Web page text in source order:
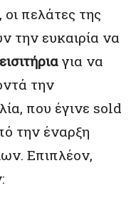
πελάτες της
την ευκαιρία να
για να
την
που έγινε sold
την έναρξη
Επιπλέον,